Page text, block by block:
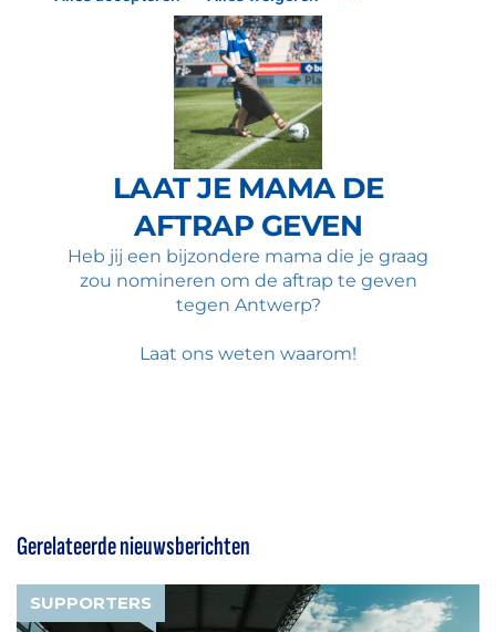
Gerelateerde nieuwsberichten
SUPPORTERS